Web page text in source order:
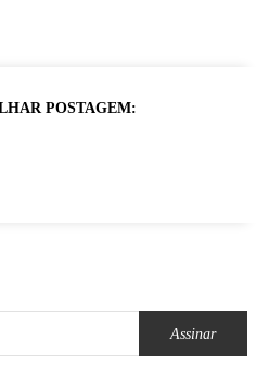
POSTAGEM:
Assinar